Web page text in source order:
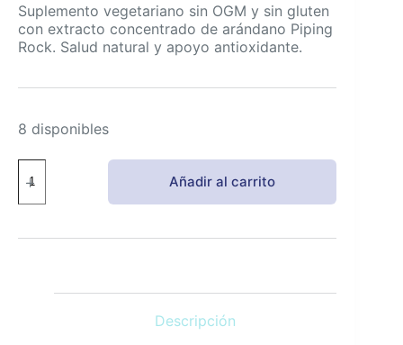
Suplemento vegetariano sin OGM y sin gluten
con extracto concentrado de arándano Piping
Rock. Salud natural y apoyo antioxidante.
8 disponibles
Rock
Cápsulas
de
Añadir al carrito
Descripción